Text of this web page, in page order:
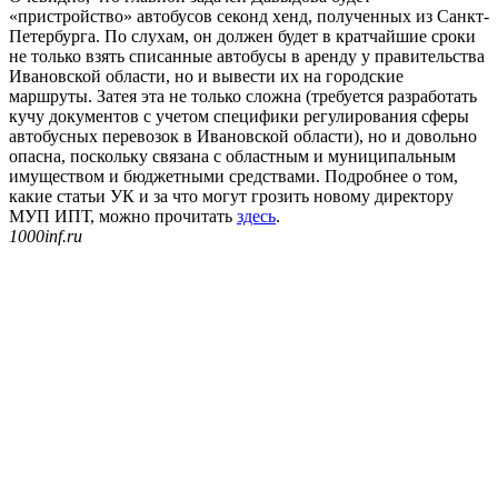
«пристройство» автобусов секонд хенд, полученных из Санкт-
Петербурга. По слухам, он должен будет в кратчайшие сроки
не только взять списанные автобусы в аренду у правительства
Ивановской области, но и вывести их на городские
маршруты. Затея эта не только сложна (требуется разработать
кучу документов с учетом специфики регулирования сферы
автобусных перевозок в Ивановской области), но и довольно
опасна, поскольку связана с областным и муниципальным
имуществом и бюджетными средствами. Подробнее о том,
какие статьи УК и за что могут грозить новому директору
МУП ИПТ, можно прочитать здесь.
1000inf.ru